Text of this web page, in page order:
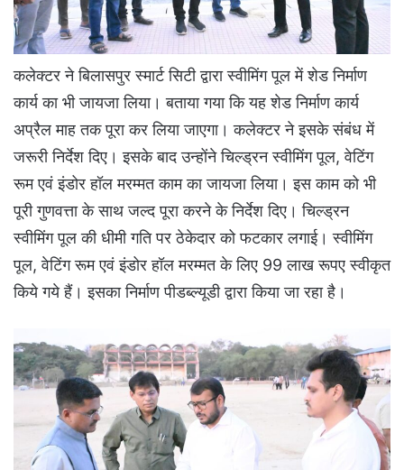
कलेक्टर ने बिलासपुर स्मार्ट सिटी द्वारा स्वीमिंग पूल में शेड निर्माण
कार्य का भी जायजा लिया। बताया गया कि यह शेड निर्माण कार्य
अप्रैल माह तक पूरा कर लिया जाएगा। कलेक्टर ने इसके संबंध में
जरूरी निर्देश दिए। इसके बाद उन्होंने चिल्ड्रन स्वीमिंग पूल, वेटिंग
रूम एवं इंडोर हॉल मरम्मत काम का जायजा लिया। इस काम को भी
पूरी गुणवत्ता के साथ जल्द पूरा करने के निर्देश दिए। चिल्ड्रन
स्वीमिंग पूल की धीमी गति पर ठेकेदार को फटकार लगाई। स्वीमिंग
पूल, वेटिंग रूम एवं इंडोर हॉल मरम्मत के लिए 99 लाख रूपए स्वीकृत
किये गये हैं। इसका निर्माण पीडब्ल्यूडी द्वारा किया जा रहा है।